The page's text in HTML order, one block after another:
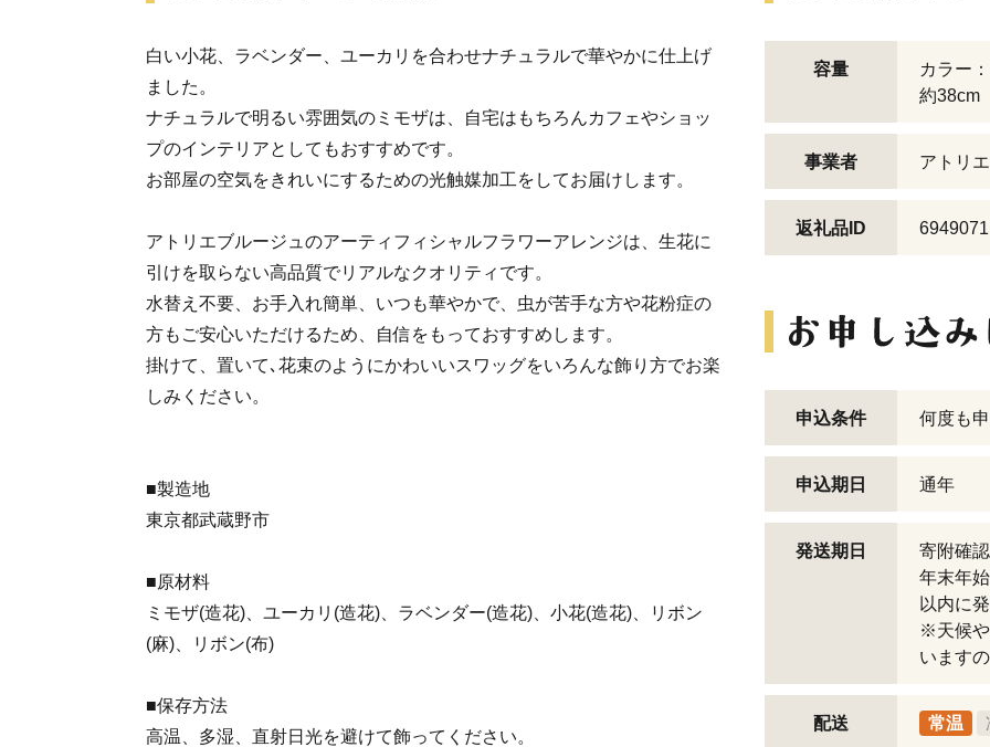
白い小花、ラベンダー、ユーカリを合わせナチュラルで華やかに仕上げ
ました。
ナチュラルで明るい雰囲気のミモザは、自宅はもちろんカフェやショッ
プのインテリアとしてもおすすめです。
お部屋の空気をきれいにするための光触媒加工をしてお届けします。
アトリエブルージュのアーティフィシャルフラワーアレンジは、生花に
引けを取らない高品質でリアルなクオリティです。
水替え不要、お手入れ簡単、いつも華やかで、虫が苦手な方や花粉症の
方もご安心いただけるため、自信をもっておすすめします。
掛けて、置いて､花束のようにかわいいスワッグをいろんな飾り方でお楽
しみください。
■製造地
東京都武蔵野市
■原材料
ミモザ(造花)、ユーカリ(造花)、ラベンダー(造花)、小花(造花)、リボン
(麻)、リボン(布)
■保存方法
高温、多湿、直射日光を避けて飾ってください。
容量
カラー
約38cm
事業者 アトリ
返礼品ID 6949071
申込条件 何度も
申込期日 通年
発送期日
寄附確
年末年
以内に
※天候や
います
配送 常温